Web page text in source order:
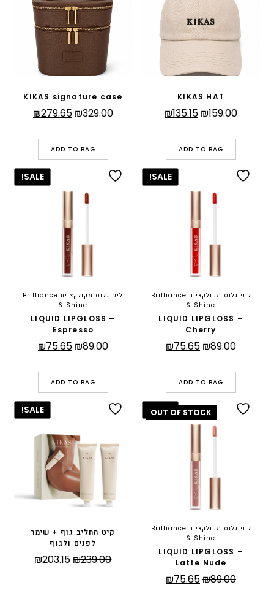
KIKAS HAT
₪159.00
המחיר
היה:
₪159.00.
₪135.15 המחיר
ADD TO BAG
KIKAS signature case
₪329.00
המחיר
היה:
₪329.00.
₪279.65
ADD TO BAG
SALE!
ליפ גלוס מקולקציית Brilliance
& Shine
LIQUID LIPGLOSS –
Cherry
₪89.00
המחיר
היה:
₪89.00.
₪75.65 המחיר
הוא:
₪75.65.
ADD TO BAG
SALE!
ליפ גלוס מקולקציית Brilliance
& Shine
LIQUID LIPGLOSS –
Espresso
₪89.00
המחיר
היה:
₪89.00.
₪75.65
הוא:
₪75.65.
ADD TO BAG
SALE!
ליפ גלוס מקולקציית Brilliance
& Shine
LIQUID LIPGLOSS –
Latte Nude
₪89.00
המחיר ₪75.65 המחיר
SALE!
קיט תחליב גוף + שימר
לפנים ולגוף
₪239.00
המחיר ₪203.15 המחיר